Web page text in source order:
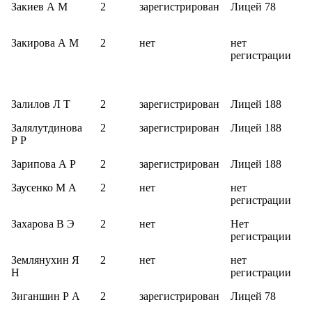
Закиев А М
2 зарегистрирован Лицей 78
Закирова А М 2 нет
нет
регистрации
Залилов Л Т 2 зарегистрирован
Лицей 188
Залялутдинова
Р Р
2 зарегистрирован Лицей 188
Зарипова А Р 2 зарегистрирован
Лицей 188
Заусенко М А
2 нет
нет
регистрации
Захарова В Э
2 нет
Нет
регистрации
Землянухин Я
Н
2 нет
нет
регистрации
Зиганшин Р А
2 зарегистрирован
Лицей 78